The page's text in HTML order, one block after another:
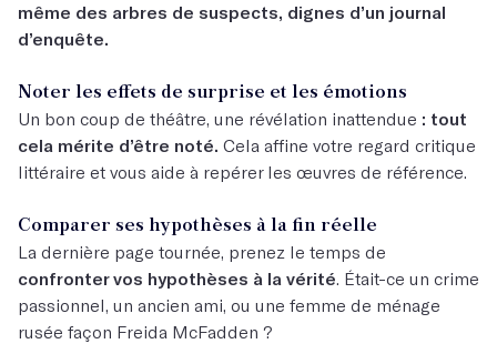
même des arbres de suspects, dignes d’un journal
d’enquête.
Noter les effets de surprise et les émotions
Un bon coup de théâtre, une révélation inattendue : tout
cela mérite d’être noté. Cela affine votre regard critique
littéraire et vous aide à repérer les œuvres de référence.
Comparer ses hypothèses à la fin réelle
La dernière page tournée, prenez le temps de
confronter vos hypothèses à la vérité. Était-ce un crime
passionnel, un ancien ami, ou une femme de ménage
rusée façon Freida McFadden ?